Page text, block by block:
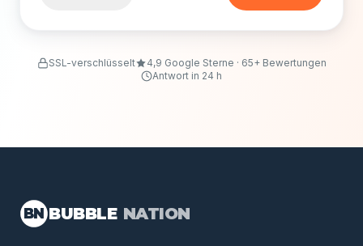
SSL-verschlüsselt
4,9 Google Sterne · 65+ Bewertungen
Antwort in 24 h
BN BUBBLE NATION